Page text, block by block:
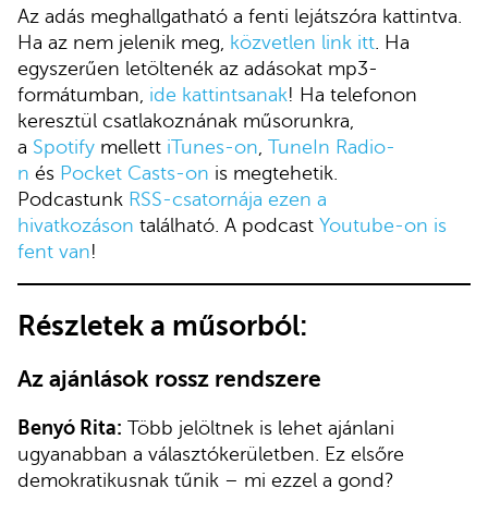
Az adás meghallgatható a fenti lejátszóra kattintva.
Ha az nem jelenik meg, közvetlen link itt . Ha
egyszerűen letöltenék az adásokat mp3-
formátumban, ide kattintsanak! Ha telefonon
keresztül csatlakoznának műsorunkra,
a Spotify mellett iTunes-on TuneIn Radio-
n és Pocket Casts-on is megtehetik.
Podcastunk RSS-csatornája ezen a
hivatkozáson található. A podcast Youtube-on is
fent van!
Részletek a műsorból:
Az ajánlások rossz rendszere
Benyó Rita: Több jelöltnek is lehet ajánlani
ugyanabban a választókerületben. Ez elsőre
demokratikusnak tűnik – mi ezzel a gond?